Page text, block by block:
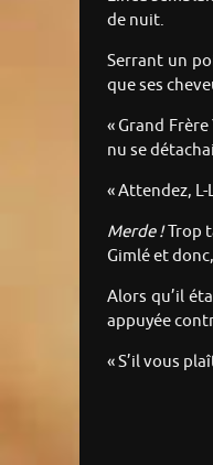
de nuit.
Serrant un
que ses
« Grand
nu se
« Attendez, L-
Merde !Trop
Gimlé et
Alors qu’il
appuyée
« S’il vous